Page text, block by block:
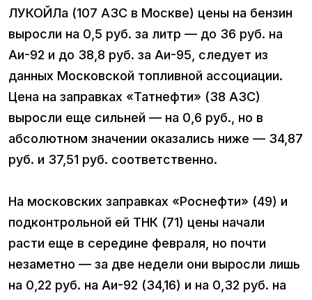
ЛУКОЙЛа (107 АЗС в Москве) цены на бензин
выросли на 0,5 руб. за литр — до 36 руб. на
Аи-92 и до 38,8 руб. за Аи-95, следует из
данных Московской топливной ассоциации.
Цена на заправках «Татнефти» (38 АЗС)
выросли еще сильней — на 0,6 руб., но в
абсолютном значении оказались ниже —​ 34,87
руб. и 37,51 руб. соответственно.
На московских заправках «Роснефти» (49) и
подконтрольной ей ТНК (71) цены начали
расти еще в середине февраля, но почти
незаметно — за две недели они выросли лишь
на 0,22 руб. на Аи-92 (34,16) и на 0,32 руб. на